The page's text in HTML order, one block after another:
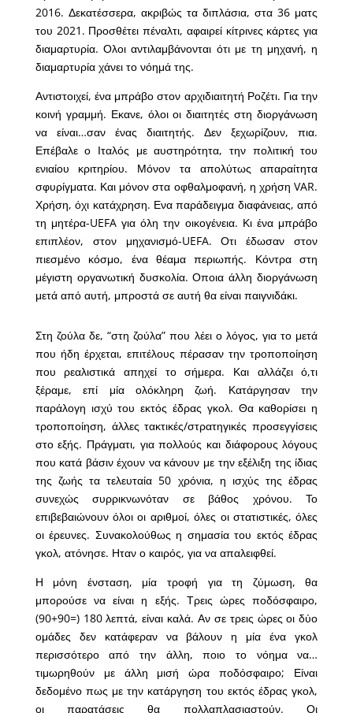
2016. Δεκατέσσερα, ακριβώς τα διπλάσια, στα 36 ματς
του 2021. Προσθέτει πέναλτι, αφαιρεί κίτρινες κάρτες για
διαμαρτυρία. Ολοι αντιλαμβάνονται ότι με τη μηχανή, η
διαμαρτυρία χάνει το νόημά της.
Αντιστοιχεί, ένα μπράβο στον αρχιδιαιτητή Ροζέτι. Για την
κοινή γραμμή. Εκανε, όλοι οι διαιτητές στη διοργάνωση
να είναι…σαν ένας διαιτητής. Δεν ξεχωρίζουν, πια.
Επέβαλε ο Ιταλός με αυστηρότητα, την πολιτική του
ενιαίου κριτηρίου. Μόνον τα απολύτως απαραίτητα
σφυρίγματα. Και μόνον στα οφθαλμοφανή, η χρήση VAR.
Χρήση, όχι κατάχρηση. Ενα παράδειγμα διαφάνειας, από
τη μητέρα-UEFA για όλη την οικογένεια. Κι ένα μπράβο
επιπλέον, στον μηχανισμό-UEFA. Οτι έδωσαν στον
πιεσμένο κόσμο, ένα θέαμα περιωπής. Κόντρα στη
μέγιστη οργανωτική δυσκολία. Οποια άλλη διοργάνωση
μετά από αυτή, μπροστά σε αυτή θα είναι παιγνιδάκι.
Στη ζούλα δε, “στη ζούλα” που λέει ο λόγος, για το μετά
που ήδη έρχεται, επιτέλους πέρασαν την τροποποίηση
που ρεαλιστικά απηχεί το σήμερα. Και αλλάζει ό,τι
ξέραμε, επί μία ολόκληρη ζωή. Κατάργησαν την
παράλογη ισχύ του εκτός έδρας γκολ. Θα καθορίσει η
τροποποίηση, άλλες τακτικές/στρατηγικές προσεγγίσεις
στο εξής. Πράγματι, για πολλούς και διάφορους λόγους
που κατά βάσιν έχουν να κάνουν με την εξέλιξη της ίδιας
της ζωής τα τελευταία 50 χρόνια, η ισχύς της έδρας
συνεχώς συρρικνωνόταν σε βάθος χρόνου. Το
επιβεβαιώνουν όλοι οι αριθμοί, όλες οι στατιστικές, όλες
οι έρευνες. Συνακολούθως η σημασία του εκτός έδρας
γκολ, ατόνησε. Ηταν ο καιρός, για να απαλειφθεί.
Η μόνη ένσταση, μία τροφή για τη ζύμωση, θα
μπορούσε να είναι η εξής. Τρεις ώρες ποδόσφαιρο,
(90+90=) 180 λεπτά, είναι καλά. Αν σε τρεις ώρες οι δύο
ομάδες δεν κατάφεραν να βάλουν η μία ένα γκολ
περισσότερο από την άλλη, ποιο το νόημα να…
τιμωρηθούν με άλλη μισή ώρα ποδόσφαιρο; Είναι
δεδομένο πως με την κατάργηση του εκτός έδρας γκολ,
οι παρατάσεις θα πολλαπλασιαστούν. Οι